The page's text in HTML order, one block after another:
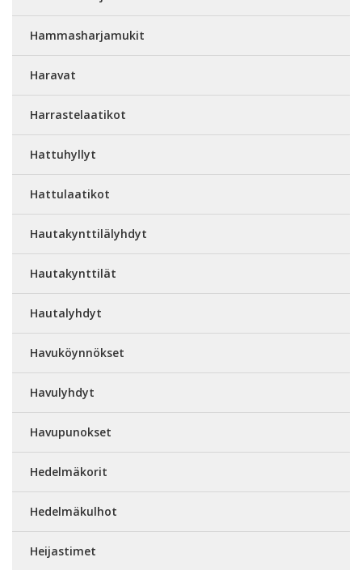
Hammasharjamukit
Haravat
Harrastelaatikot
Hattuhyllyt
Hattulaatikot
Hautakynttilälyhdyt
Hautakynttilät
Hautalyhdyt
Havuköynnökset
Havulyhdyt
Havupunokset
Hedelmäkorit
Hedelmäkulhot
Heijastimet